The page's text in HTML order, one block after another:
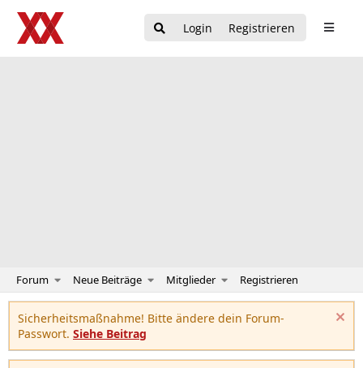
Login Registrieren
Forum Neue Beiträge Mitglieder Registrieren
Sicherheitsmaßnahme! Bitte ändere dein Forum-
Passwort. Siehe Beitrag